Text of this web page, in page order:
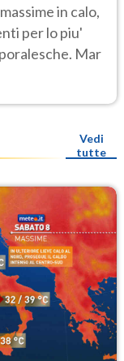
in calo,
per lo piu'
Mar
Vedi
tutte